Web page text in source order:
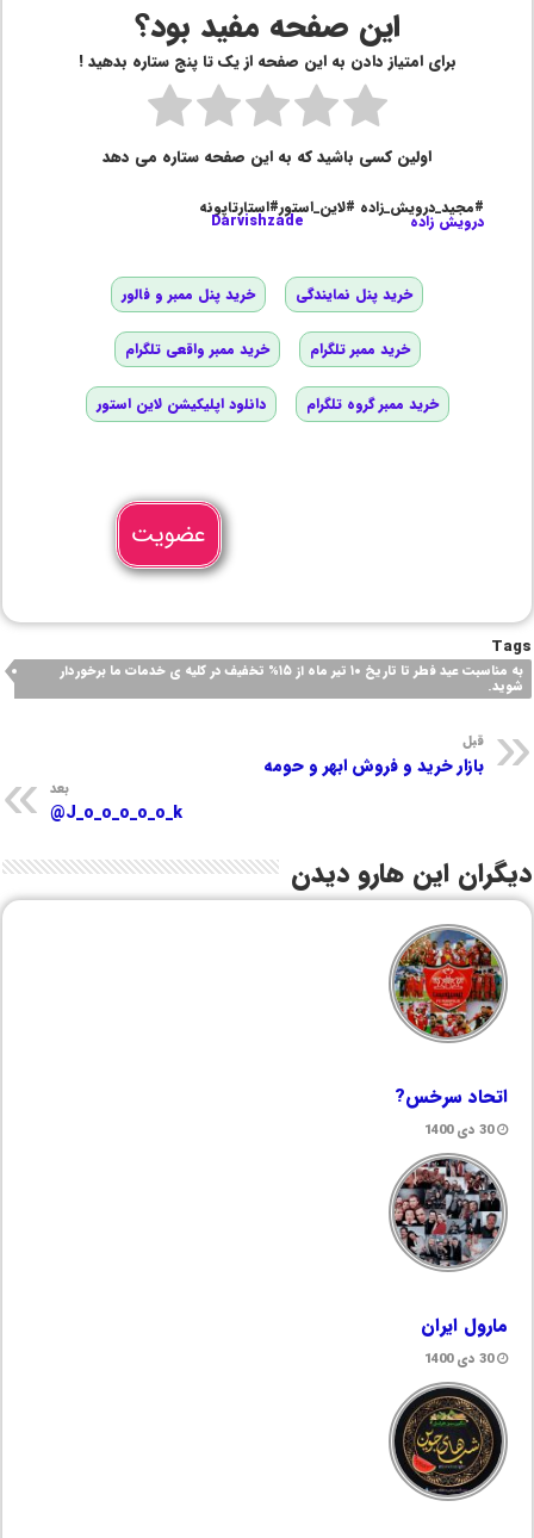
این صفحه مفید بود؟
برای امتیاز دادن به این صفحه از یک تا پنج ستاره بدهید !
اولین کسی باشید که به این صفحه ستاره می دهد
#مجید_درویش_زاده #لاین_استور#استارتاپونه
درویش زاده Darvishzade
خرید پنل نمایندگی خرید پنل ممبر و فالور
خرید ممبر تلگرام خرید ممبر واقعی تلگرام
خرید ممبر گروه تلگرام دانلود اپلیکیشن لاین استور
عضویت
Tags
به مناسبت عید فطر تا تاریخ ۱۰ تیر ماه از ۱۵% تخفیف در کلیه ی خدمات ما برخوردار
شوید.
قبل
بازار خرید و فروش ابهر و حومه
بعد
J_o_o_o_o_o_k@
دیگران این هارو دیدن
اتحاد سرخس?
30 دی 1400
مارول ایران
30 دی 1400